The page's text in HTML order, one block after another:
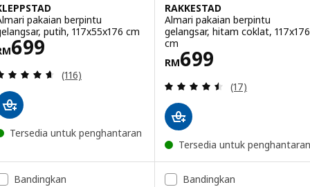
pakaian berpintu
putih, 117x55x176 cm
699 RM 699
Ulasan: 4.6 daripada 5 bintang. Jumlah ulasan:
(116)
Tersedia untuk penghantaran
RAKKESTAD
Almari pakaian berpintu
gelangsar, hitam coklat, 117x176
cm
RM699
Harga RM 699
Ulasan: 4.5
(17)
Tersedia untuk penghantaran
Bandingkan Bandingkan